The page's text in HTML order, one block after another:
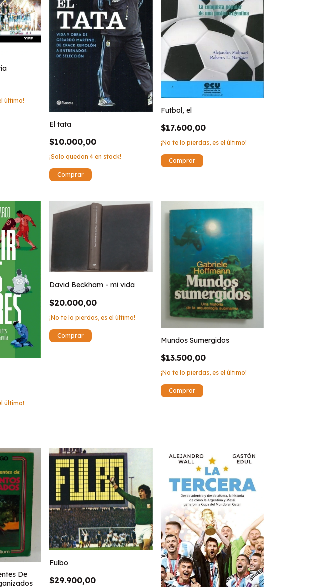
último!
El tata
$10.000,00
¡Solo quedan4 en stock!
Futbol, el
$17.600,00
¡No te lo pierdas, es el último!
último!
David Beckham - mi vida
$20.000,00
¡No te lo pierdas, es el último!
Mundos Sumergidos
$13.500,00
¡No te lo pierdas, es el último!
De
Fulbo
$29.900,00